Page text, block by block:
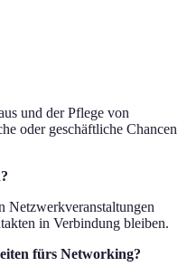
und der Pflege von
oder geschäftliche Chancen
Netzwerkveranstaltungen
in Verbindung bleiben.
fürs Networking?